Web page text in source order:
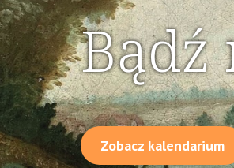
Bądź
Zobacz kalendarium